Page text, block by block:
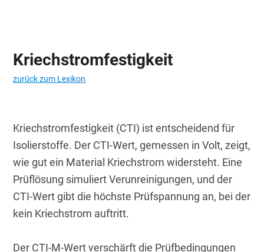
Kriechstromfestigkeit
zurück zum Lexikon
Kriechstromfestigkeit (CTI) ist entscheidend für
Isolierstoffe. Der CTI-Wert, gemessen in Volt, zeigt,
wie gut ein Material Kriechstrom widersteht. Eine
Prüflösung simuliert Verunreinigungen, und der
CTI-Wert gibt die höchste Prüfspannung an, bei der
kein Kriechstrom auftritt.
Der CTI-M-Wert verschärft die Prüfbedingungen